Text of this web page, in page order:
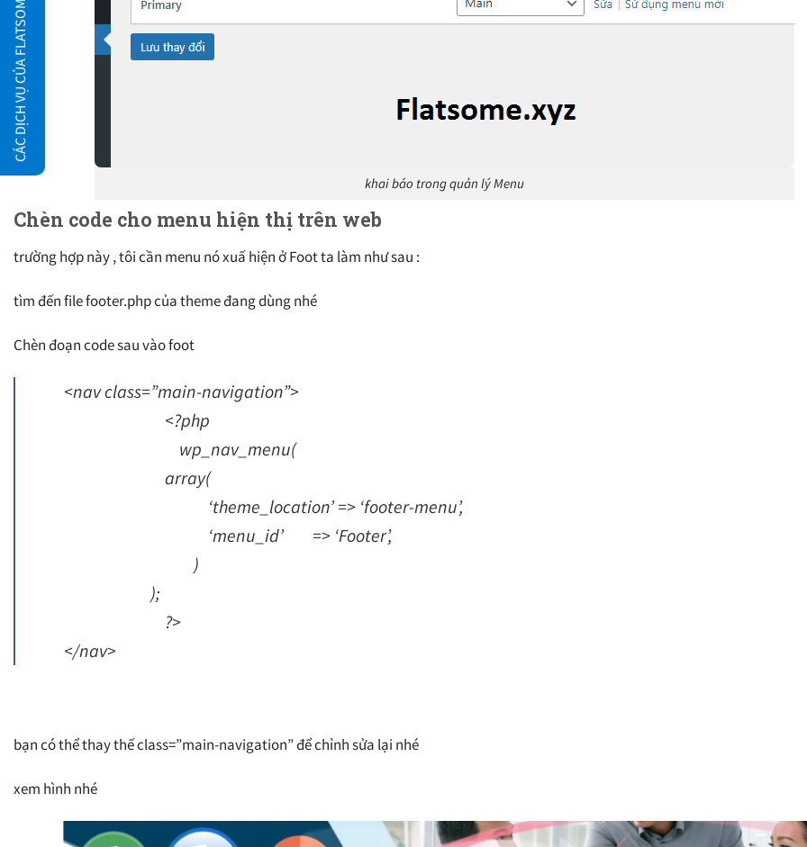
khai báo trong quản lý Menu
Chèn code cho menu hiện thị trên web
trường hợp này , tôi cần menu nó xuấ hiện ở Foot ta làm như sau :
tìm đến file footer.php của theme đang dùng nhé
Chèn đoạn code sau vào foot
<nav class=”main-navigation”>
<?php
wp_nav_menu(
array(
‘theme_location’ => ‘footer-menu’,
‘menu_id’ => ‘Footer’,
)
);
?>
</nav>
bạn có thể thay thế class=”main-navigation” để chỉnh sửa lại nhé
xem hình nhé
CÁC DỊCH VỤ CỦA FLATSOME.XYZ